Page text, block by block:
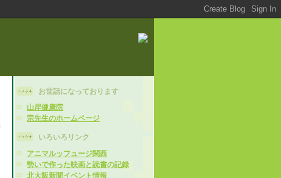
お世話になっております
山岸健康院
宗先生のホームページ
いろいろリンク
アニマルッフュージ関西
勢いで作った映画と読書の記録
北大阪新聞イベント情報